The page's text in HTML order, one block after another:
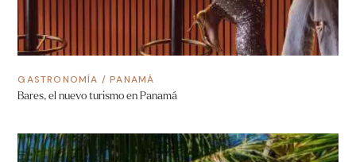
GASTRONOMÍA /PANAMÁ
Bares, el nuevo turismo en Panamá